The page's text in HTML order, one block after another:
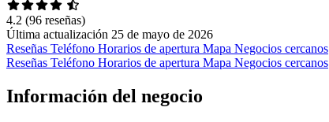
4.2 (96 reseñas)
Última actualización 25 de mayo de 2026
Reseñas Teléfono Horarios de apertura Mapa Negocios cercanos
Reseñas Teléfono Horarios de apertura Mapa Negocios cercanos
Información del negocio